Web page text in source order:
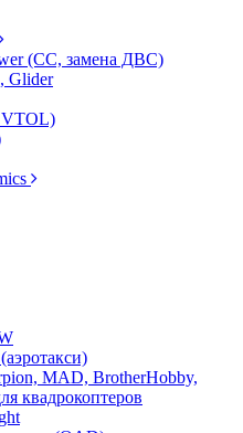
(CC, замена ДВС)
Glider
MAD, BrotherHobby,
квадрокоптеров